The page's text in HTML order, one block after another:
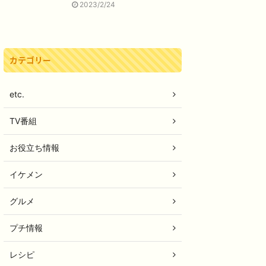
2023/2/24
カテゴリー
etc.
TV番組
お役立ち情報
イケメン
グルメ
プチ情報
レシピ